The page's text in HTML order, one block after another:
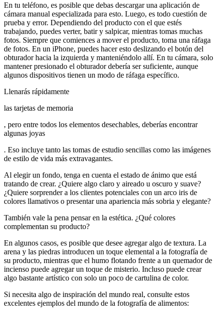
En tu teléfono, es posible que debas descargar una aplicación de
cámara manual especializada para esto. Luego, es todo cuestión de
prueba y error. Dependiendo del producto con el que estés
trabajando, puedes verter, batir y salpicar, mientras tomas muchas
fotos. Siempre que comiences a mover el producto, toma una ráfaga
de fotos. En un iPhone, puedes hacer esto deslizando el botón del
obturador hacia la izquierda y manteniéndolo allí. En tu cámara, solo
mantener presionado el obturador debería ser suficiente, aunque
algunos dispositivos tienen un modo de ráfaga específico.
Llenarás rápidamente
las tarjetas de memoria
, pero entre todos los elementos desechables, deberías encontrar
algunas joyas
. Eso incluye tanto las tomas de estudio sencillas como las imágenes
de estilo de vida más extravagantes.
Al elegir un fondo, tenga en cuenta el estado de ánimo que está
tratando de crear. ¿Quiere algo claro y aireado u oscuro y suave?
¿Quiere sorprender a los clientes potenciales con un arco iris de
colores llamativos o presentar una apariencia más sobria y elegante?
También vale la pena pensar en la estética. ¿Qué colores
complementan su producto?
En algunos casos, es posible que desee agregar algo de textura. La
arena y las piedras introducen un toque elemental a la fotografía de
su producto, mientras que el humo flotando frente a un quemador de
incienso puede agregar un toque de misterio. Incluso puede crear
algo bastante artístico con solo un poco de cartulina de color.
Si necesita algo de inspiración del mundo real, consulte estos
excelentes ejemplos del mundo de la fotografía de alimentos: